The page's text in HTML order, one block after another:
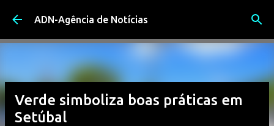
Avançar para o conteúdo principal
ADN-Agência de Notícias
Verde simboliza boas práticas em
Setúbal